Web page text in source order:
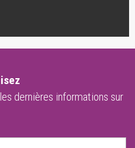
dernières informations sur